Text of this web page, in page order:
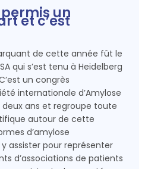
un
et c’est
de cette année fût le
qui s’est tenu à Heidelberg
un congrès
internationale d’Amylose
deux ans et regroupe toute
autour de cette
d’amylose
assister pour représenter
d’associations de patients